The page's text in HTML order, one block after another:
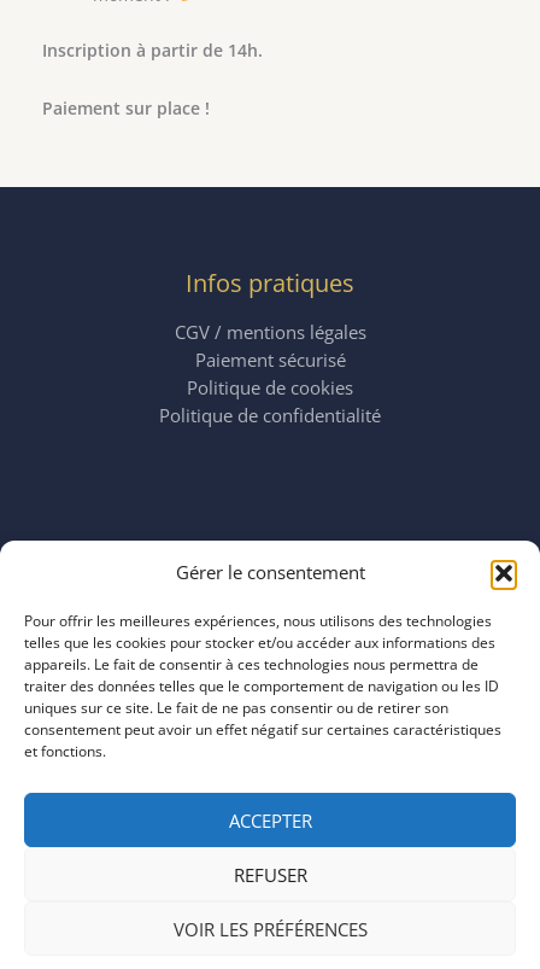
Gérer le consentement
Pour offrir les meilleures expériences, nous utilisons des technologies
telles que les cookies pour stocker et/ou accéder aux informations des
appareils. Le fait de consentir à ces technologies nous permettra de
traiter des données telles que le comportement de navigation ou les ID
uniques sur ce site. Le fait de ne pas consentir ou de retirer son
consentement peut avoir un effet négatif sur certaines caractéristiques
et fonctions.
ACCEPTER
REFUSER
VOIR LES PRÉFÉRENCES
Inscription à partir de 14h.
Paiement sur place !
Infos pratiques
CGV / mentions légales
Paiement sécurisé
Politique de cookies
Politique de confidentialité
mardi 11:00–23:00
jeudi 11:00–23:00
vendredi 11:00–23:00
samedi 11:00–20:00
dimanche 11:00–20:00